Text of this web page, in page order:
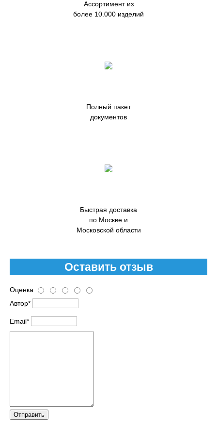
Ассортимент из
более 10.000 изделий
Полный пакет
документов
Быстрая доставка
по Москве и
Московской области
Оставить отзыв
Оценка
Автор*
Email*
Отправить